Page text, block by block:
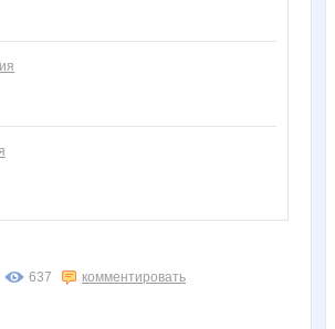
637 комментировать